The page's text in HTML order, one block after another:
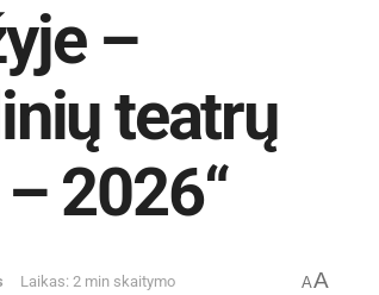
–
teatrų
2026“
Laikas: 2 min skaitymo AA